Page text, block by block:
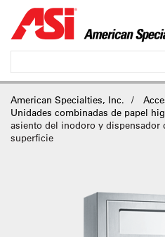
American Specialties, Inc.
Unidades combinadas de papel
asiento del inodoro y dispensador
superficie